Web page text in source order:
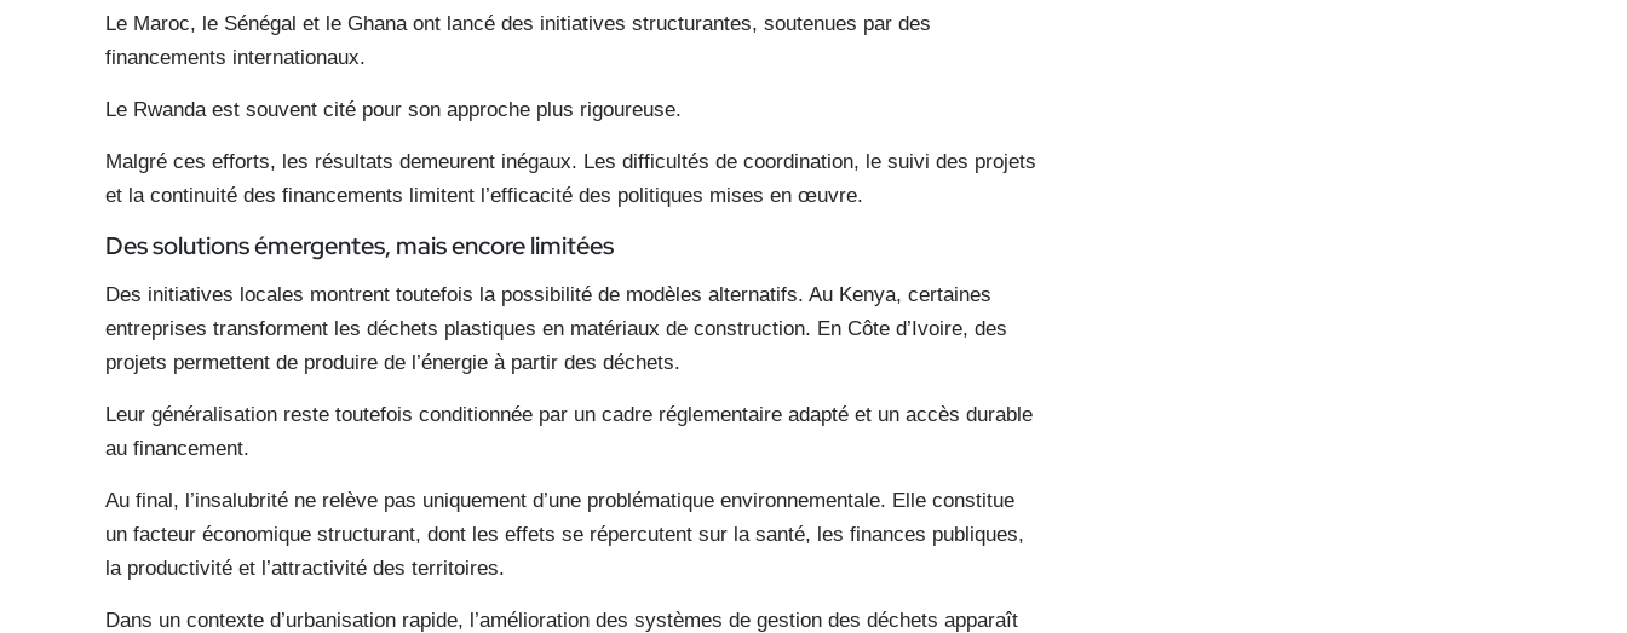
Le Maroc, le Sénégal et le Ghana ont lancé des initiatives structurantes, soutenues par des
financements internationaux.
Le Rwanda est souvent cité pour son approche plus rigoureuse.
Malgré ces efforts, les résultats demeurent inégaux. Les difficultés de coordination, le suivi des projets
et la continuité des financements limitent l’efficacité des politiques mises en œuvre.
Des solutions émergentes, mais encore limitées
Des initiatives locales montrent toutefois la possibilité de modèles alternatifs. Au Kenya, certaines
entreprises transforment les déchets plastiques en matériaux de construction. En Côte d’Ivoire, des
projets permettent de produire de l’énergie à partir des déchets.
Leur généralisation reste toutefois conditionnée par un cadre réglementaire adapté et un accès durable
au financement.
Au final, l’insalubrité ne relève pas uniquement d’une problématique environnementale. Elle constitue
un facteur économique structurant, dont les effets se répercutent sur la santé, les finances publiques,
la productivité et l’attractivité des territoires.
Dans un contexte d’urbanisation rapide, l’amélioration des systèmes de gestion des déchets apparaît